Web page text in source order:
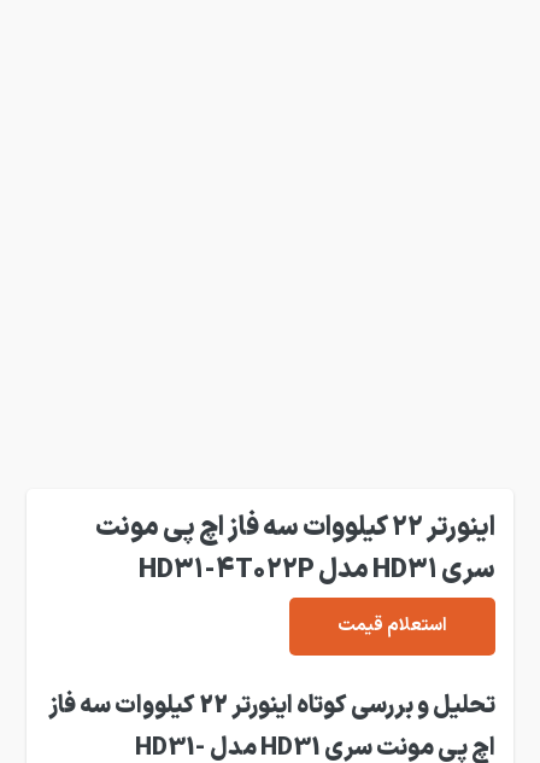
اینورتر 22 کیلووات سه فاز اچ پی مونت
سری HD31 مدل HD31-4T022P
استعلام قیمت
تحلیل
و بررسی کوتاه اینورتر 22 کیلووات سه فاز
اچ پی مونت سری HD31 مدل HD31-